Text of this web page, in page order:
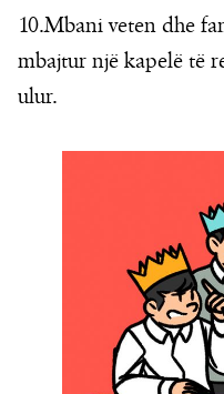
10.Mbani veten dhe
mbajtur një kapelë të
ulur.